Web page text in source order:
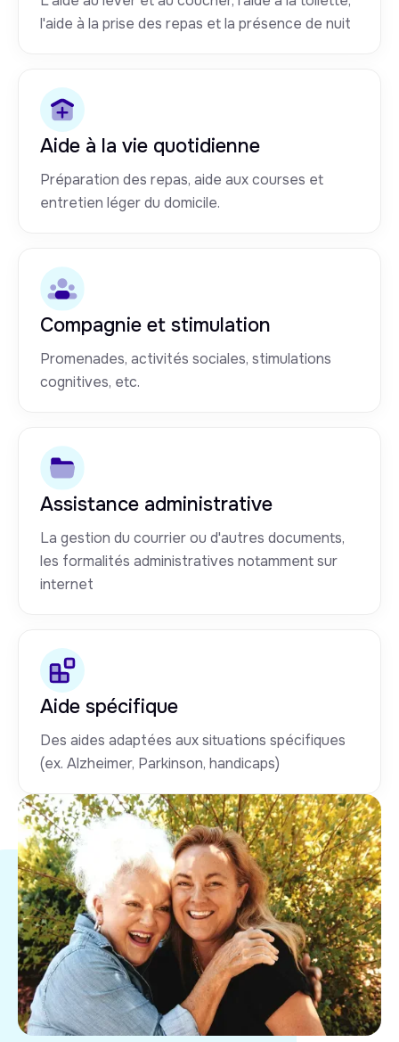
l'aide à la prise des repas et la présence de nuit
Aide à la vie quotidienne
Préparation des repas, aide aux courses et
entretien léger du domicile.
Compagnie et stimulation
Promenades, activités sociales, stimulations
cognitives, etc.
Assistance administrative
La gestion du courrier ou d'autres documents,
les formalités administratives notamment sur
internet
Aide spécifique
Des aides adaptées aux situations spécifiques
(ex. Alzheimer, Parkinson, handicaps)